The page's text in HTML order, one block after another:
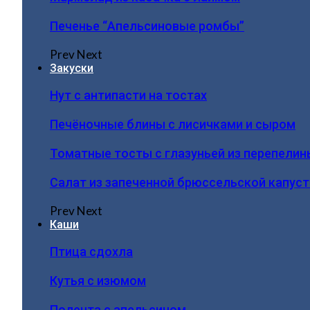
Печенье “Апельсиновые ромбы”
PrevNext
Закуски
Нут с антипасти на тостах
Печёночные блины с лисичками и сыром
Томатные тосты с глазуньей из
Салат из запеченной брюссельской
PrevNext
Каши
Птица сдохла
Кутья с изюмом